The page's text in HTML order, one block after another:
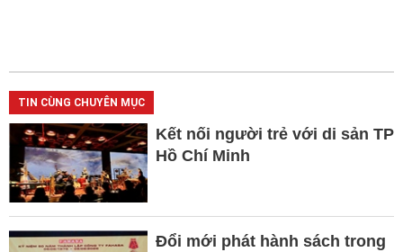
TIN CÙNG CHUYÊN MỤC
Kết nối người trẻ với di sản TP
Hồ Chí Minh
Đổi mới phát hành sách trong